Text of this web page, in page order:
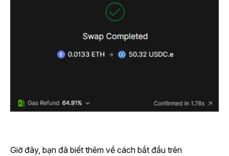
Giờ đây, bạn đã biết thêm về cách bắt đầu trên